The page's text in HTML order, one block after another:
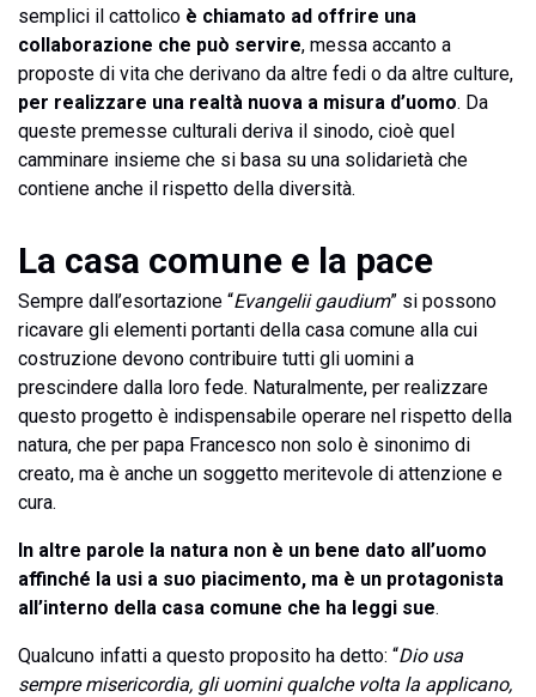
semplici il cattolico è chiamato ad offrire una
collaborazione che può servire, messa accanto a
proposte di vita che derivano da altre fedi o da altre culture,
per realizzare una realtà nuova a misura d’uomo. Da
queste premesse culturali deriva il sinodo, cioè quel
camminare insieme che si basa su una solidarietà che
contiene anche il rispetto della diversità.
La casa comune e la pace
Sempre dall’esortazione “Evangelii gaudium” si possono
ricavare gli elementi portanti della casa comune alla cui
costruzione devono contribuire tutti gli uomini a
prescindere dalla loro fede. Naturalmente, per realizzare
questo progetto è indispensabile operare nel rispetto della
natura, che per papa Francesco non solo è sinonimo di
creato, ma è anche un soggetto meritevole di attenzione e
cura.
In altre parole la natura non è un bene dato all’uomo
affinché la usi a suo piacimento, ma è un protagonista
all’interno della casa comune che ha leggi sue.
Qualcuno infatti a questo proposito ha detto: “Dio usa
sempre misericordia, gli uomini qualche volta la applicano,